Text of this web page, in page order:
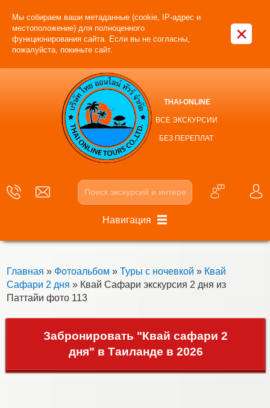
Мы собираем ваши метаданные (cookie, IP-адрес и
местоположение) для полноценного
функционирования сайта. Если вы не согласны,
пожалуйста, покиньте сайт.
×
THAI-ONLINE
ВСЕ ЭКСКУРСИИ
БЕЗ ПЕРЕПЛАТ
Навигация
Главная » Фотоальбом » Туры с ночевкой » Квай
Сафари 2 дня » Квай Сафари экскурсия 2 дня из
Паттайи фото 113
Забронировать "Квай сафари 2
дня" в Таиланде в 2026